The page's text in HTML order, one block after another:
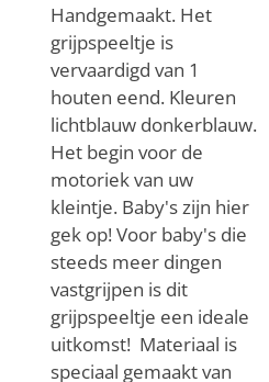
Handgemaakt. Het
grijpspeeltje is
vervaardigd van 1
houten eend. Kleuren
lichtblauw donkerblauw.
Het begin voor de
motoriek van uw
kleintje. Baby's zijn hier
gek op! Voor baby's die
steeds meer dingen
vastgrijpen is dit
grijpspeeltje een ideale
uitkomst! Materiaal is
speciaal gemaakt van